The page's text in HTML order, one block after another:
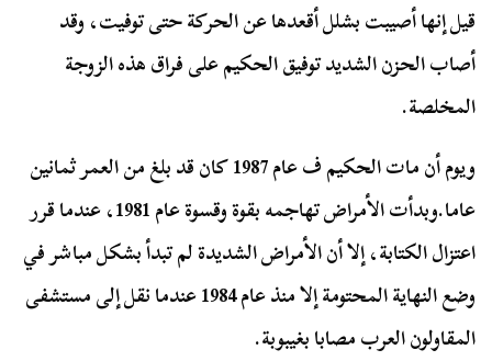
قيل إنها أصيبت بشلل أقعدها عن الحركة حتى توفيت، وقد
أصاب الحزن الشديد توفيق الحكيم على فراق هذه الزوجة
المخلصة.
ويوم أن مات الحكيم ف عام 1987 كان قد بلغ من العمر ثمانين
عاما.وبدأت الأمراض تهاجمه بقوة وقسوة عام 1981، عندما قرر
اعتزال الكتابة، إلا أن الأمراض الشديدة لم تبدأ بشكل مباشر في
وضع النهاية المحتومة إلا منذ عام 1984 عندما نقل إلى مستشفى
المقاولون العرب مصابا بغيبوبة.